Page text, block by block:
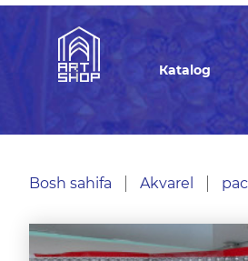
Кatalog
Bosh sahifa Akvarel